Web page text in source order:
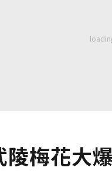
梅花大